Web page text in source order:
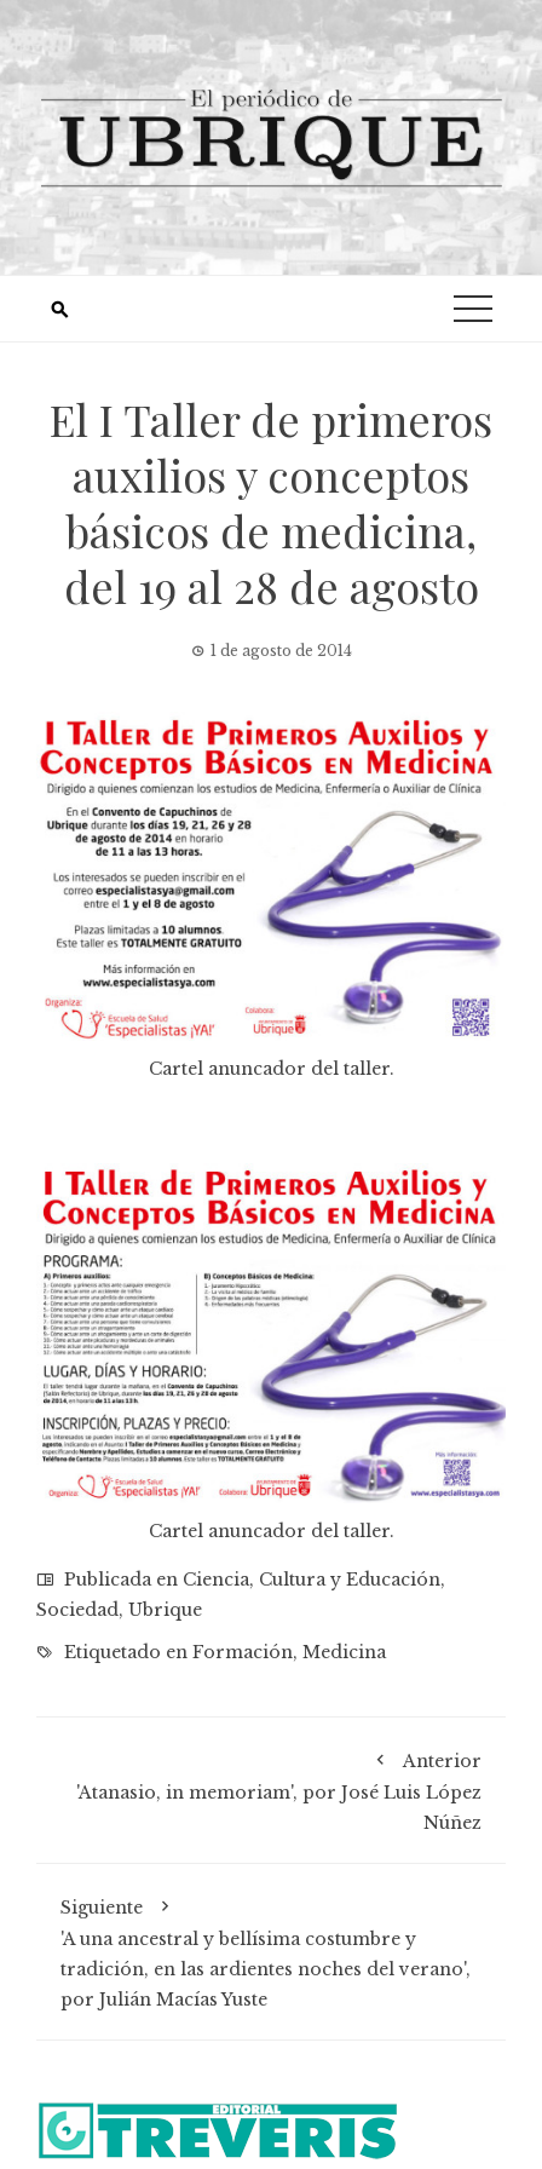
El I Taller de primeros
auxilios y conceptos
básicos de medicina,
del 19 al 28 de agosto
1 de agosto de 2014
Cartel anuncador del taller.
Cartel anuncador del taller.
Publicada en Ciencia, Cultura y Educación,
Sociedad, Ubrique
Etiquetado en Formación, Medicina
Anterior
'Atanasio, in memoriam', por José Luis López
Núñez
Siguiente
'A una ancestral y bellísima costumbre y
tradición, en las ardientes noches del verano',
por Julián Macías Yuste